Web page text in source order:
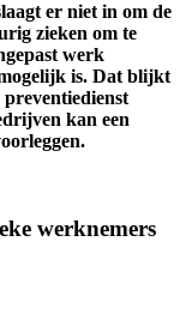
er niet in om de
zieken om te
werk
is. Dat blijkt
kan een
werknemers